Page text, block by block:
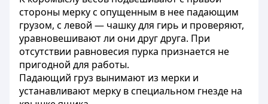
стороны мерку с опущенным в нее падающим
грузом, с левой — чашку для гирь и проверяют,
уравновешивают ли они друг друга. При
отсутствии равновесия пурка признается не
пригодной для работы.
Падающий груз вынимают из мерки и
устанавливают мерку в специальном гнезде на